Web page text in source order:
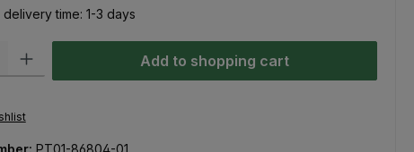
delivery time: 1-3 days
Enter the desired amount or use the buttons to increase or
Add to shopping cart